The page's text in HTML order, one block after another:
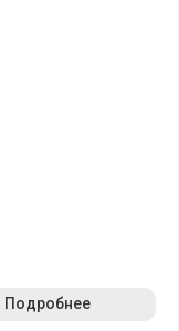
Подробнее